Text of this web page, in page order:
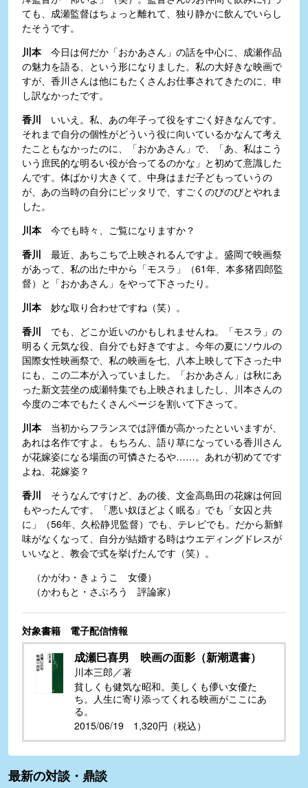
ても、成瀬監督はちょっと離れて、独り静かに飲んでいらし
たそうです。
川本今日は何だか「おかあさん」の話を中心に、成瀬作品
の魅力を語る、という形になりました。私の大好きな映画で
すが、香川さんは他にもたくさんお仕事されてきたのに、申
し訳なかったです。
香川 いいえ。私、あの年子って役をすごく好きなんです。
それまで自分の個性がどういう役に向いているかなんて考え
たこともなかったのに、「おかあさん」で、「あ、私はこう
いう庶民的な明るい役が合ってるのかな」と初めて意識した
んです。体ばかり大きくて、中身はまだ子どもっていうの
が、あの当時の自分にピッタリで、すごくのびのびとやれま
した。
川本今でも時々、ご覧になりますか？
香川 最近、あちこちで上映されるんですよ。盛岡で映画祭
があって、私の出た中から「モスラ」（61年、本多猪四郎監
督）と「おかあさん」をやって下さったり。
川本妙な取り合わせですね（笑）。
香川 でも、どこか近いのかもしれませんね。「モスラ」の
明るく元気な役、自分でも好きですよ。今年の夏にソウルの
国際女性映画祭で、私の映画を七、八本上映して下さった中
にも、この二本が入っていました。「おかあさん」は秋にあ
った新文芸坐の成瀬特集でも上映されましたし、川本さんの
今度のご本でもたくさんページを割いて下さって。
川本当初からフランスでは評価が高かったといいますが、
あれは名作ですよ。もちろん、語り草になっている香川さん
が花嫁姿になる場面の可憐さたるや……。あれが初めてです
よね、花嫁姿？
香川 そうなんですけど、あの後、文金高島田の花嫁は何回
もやったんです。「悪い奴ほどよく眠る」でも「女囚と共
に」（56年、久松静児監督）でも、テレビでも。だから新鮮
味がなくなって、自分が結婚する時はウエディングドレスが
いいなと、教会で式を挙げたんです（笑）。
（かがわ・きょうこ 女優）
（かわもと・さぶろう 評論家）
対象書籍 電子配信情報
成瀬巳喜男 映画の面影（新潮選書）
川本三郎／著
貧しくも健気な昭和。美しくも儚い女優た
ち。人生に寄り添ってくれる映画がここにあ
る。
2015/06/19 1,320円（税込）
最新の対談・鼎談